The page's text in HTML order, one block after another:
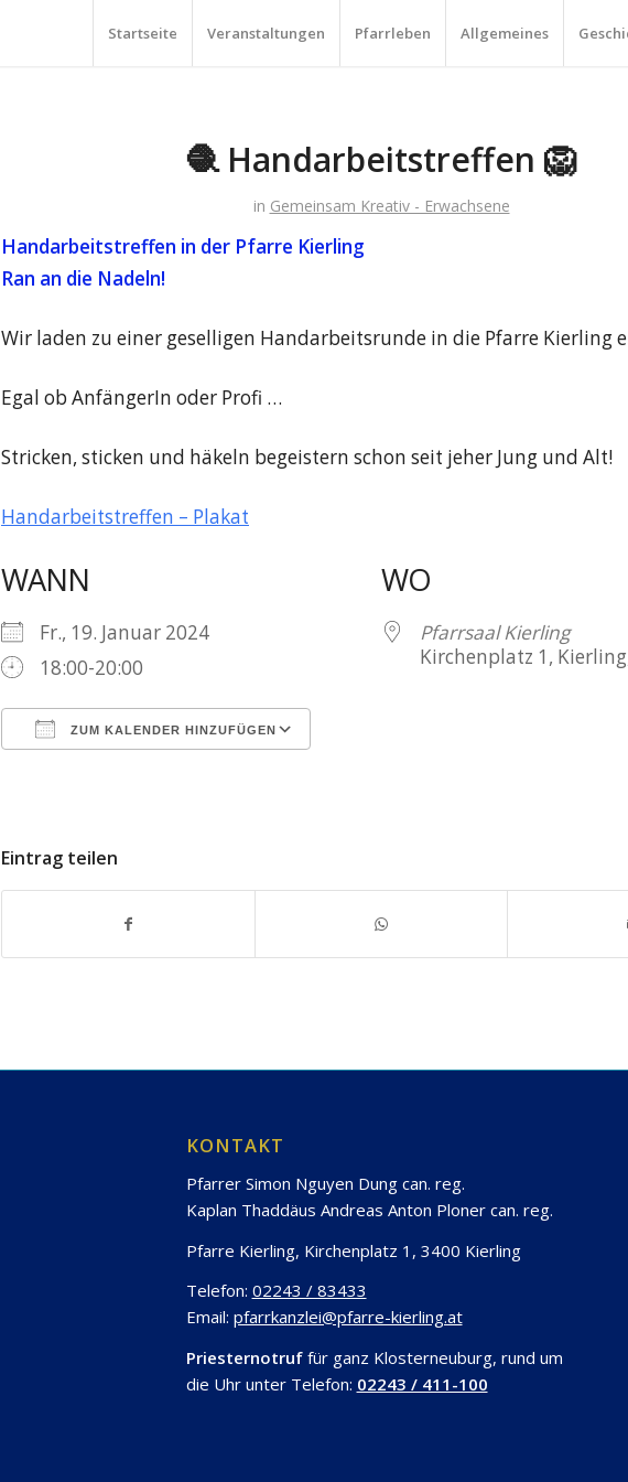
Startseite Veranstaltungen Pfarrleben Allgemeines
🧶 Handarbeitstreffen 🦁
in Gemeinsam Kreativ - Erwachsene
Handarbeitstreffen in der Pfarre Kierling
Ran an die Nadeln!
Wir laden zu einer geselligen Handarbeitsrunde in die Pfarre Kierling
Egal ob AnfängerIn oder Profi …
Stricken, sticken und häkeln begeistern schon seit jeher Jung und Alt!
Handarbeitstreffen – Plakat
WANN
Fr., 19. Januar 2024
18:00-20:00
ZUM KALENDER HINZUFÜGEN
WO
Pfarrsaal Kierling
Kirchenplatz 1,
Eintrag teilen
KONTAKT
Pfarrer Simon Nguyen Dung can. reg.
Kaplan Thaddäus Andreas Anton Ploner can. reg.
Pfarre Kierling, Kirchenplatz 1, 3400 Kierling
Telefon: 02243 / 83433
Email: pfarrkanzlei@pfarre-kierling.at
Priesternotruf für ganz Klosterneuburg, rund um
die Uhr unter Telefon: 02243 / 411-100